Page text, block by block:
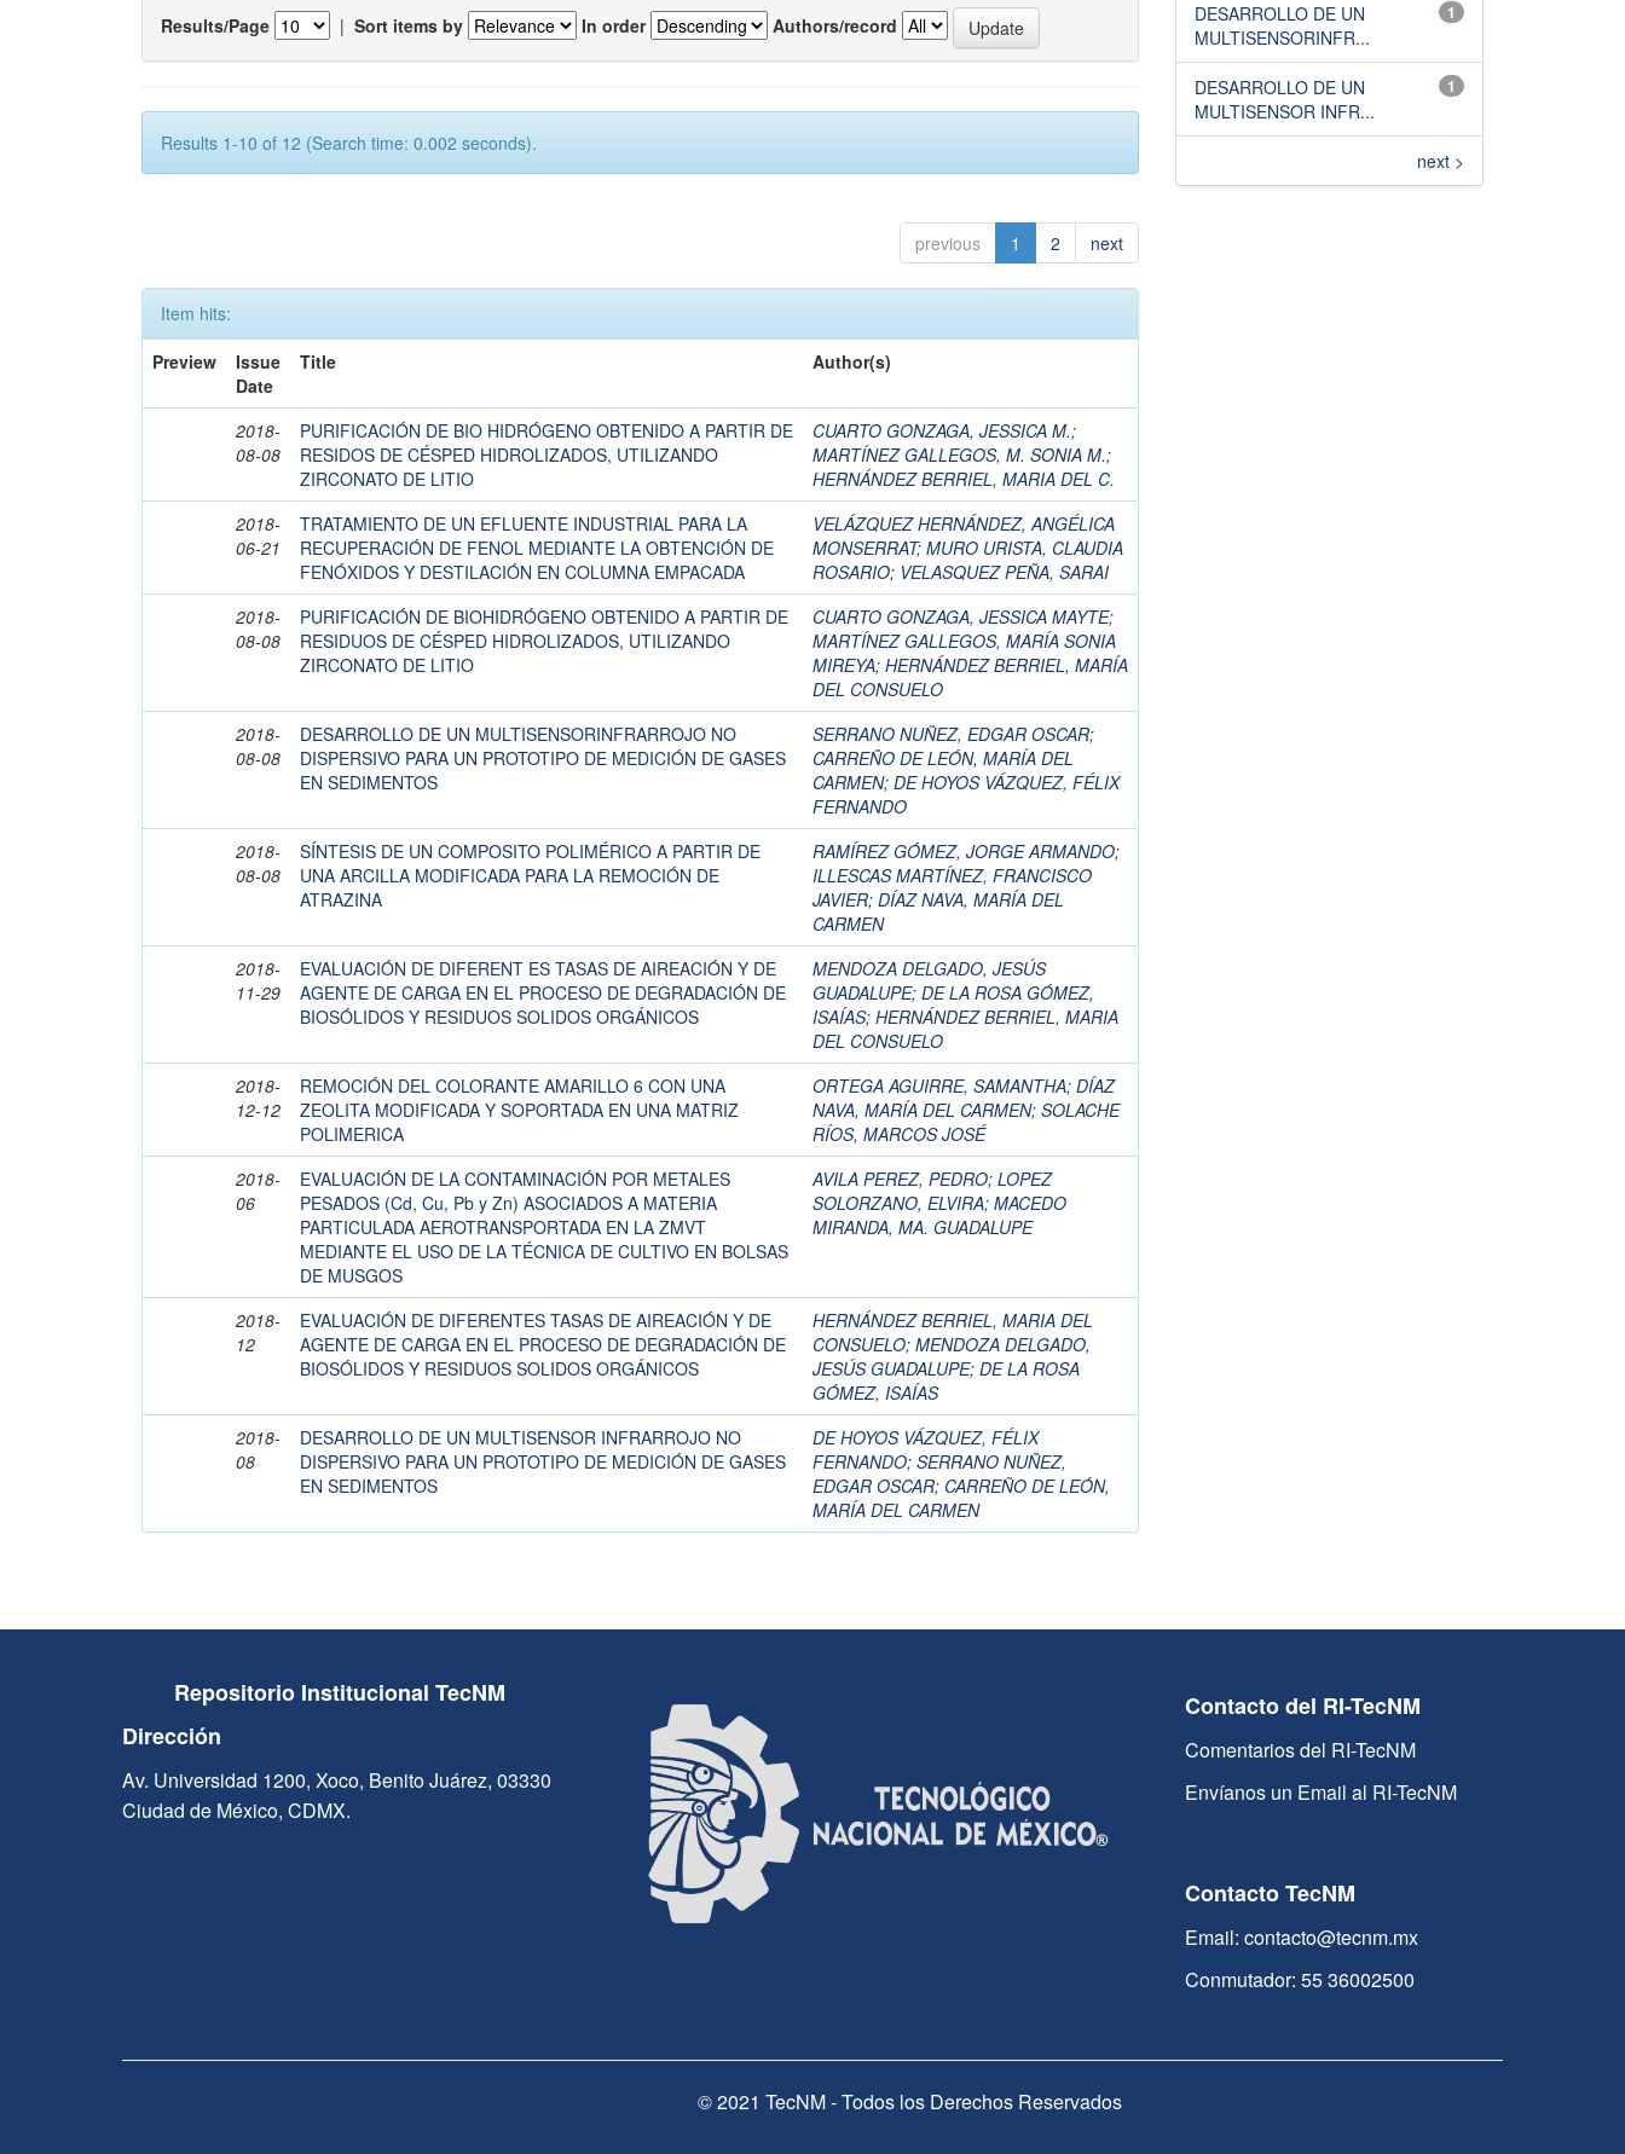
Results/Page | Sort items by In order Authors/record
Results 1-10 of 12 (Search time: 0.002 seconds).
previous 1 2 next
Item hits:
Preview
Issue
Date
Title Author(s)
2018-
08-08
PURIFICACIÓN DE BIO HIDRÓGENO OBTENIDO A PARTIR DE
RESIDOS DE CÉSPED HIDROLIZADOS, UTILIZANDO
ZIRCONATO DE LITIO
CUARTO GONZAGA, JESSICA M.;
MARTÍNEZ GALLEGOS, M. SONIA M.;
HERNÁNDEZ BERRIEL, MARIA DEL C.
2018-
06-21
TRATAMIENTO DE UN EFLUENTE INDUSTRIAL PARA LA
RECUPERACIÓN DE FENOL MEDIANTE LA OBTENCIÓN DE
FENÓXIDOS Y DESTILACIÓN EN COLUMNA EMPACADA
VELÁZQUEZ HERNÁNDEZ, ANGÉLICA
MONSERRAT; MURO URISTA, CLAUDIA
ROSARIO; VELASQUEZ PEÑA, SARAI
2018-
08-08
PURIFICACIÓN DE BIOHIDRÓGENO OBTENIDO A PARTIR DE
RESIDUOS DE CÉSPED HIDROLIZADOS, UTILIZANDO
ZIRCONATO DE LITIO
CUARTO GONZAGA, JESSICA MAYTE;
MARTÍNEZ GALLEGOS, MARÍA SONIA
MIREYA; HERNÁNDEZ BERRIEL, MARÍA
DEL CONSUELO
2018-
08-08
DESARROLLO DE UN MULTISENSORINFRARROJO NO
DISPERSIVO PARA UN PROTOTIPO DE MEDICIÓN DE GASES
EN SEDIMENTOS
SERRANO NUÑEZ, EDGAR OSCAR;
CARREÑO DE LEÓN, MARÍA DEL
CARMEN; DE HOYOS VÁZQUEZ, FÉLIX
FERNANDO
2018-
08-08
SÍNTESIS DE UN COMPOSITO POLIMÉRICO A PARTIR DE
UNA ARCILLA MODIFICADA PARA LA REMOCIÓN DE
ATRAZINA
RAMÍREZ GÓMEZ, JORGE ARMANDO;
ILLESCAS MARTÍNEZ, FRANCISCO
JAVIER; DÍAZ NAVA, MARÍA DEL
CARMEN
2018-
11-29
EVALUACIÓN DE DIFERENT ES TASAS DE AIREACIÓN Y DE
AGENTE DE CARGA EN EL PROCESO DE DEGRADACIÓN DE
BIOSÓLIDOS Y RESIDUOS SOLIDOS ORGÁNICOS
MENDOZA DELGADO, JESÚS
GUADALUPE; DE LA ROSA GÓMEZ,
ISAÍAS; HERNÁNDEZ BERRIEL, MARIA
DEL CONSUELO
2018-
12-12
REMOCIÓN DEL COLORANTE AMARILLO 6 CON UNA
ZEOLITA MODIFICADA Y SOPORTADA EN UNA MATRIZ
POLIMERICA
ORTEGA AGUIRRE, SAMANTHA; DÍAZ
NAVA, MARÍA DEL CARMEN; SOLACHE
RÍOS, MARCOS JOSÉ
2018-
06
EVALUACIÓN DE LA CONTAMINACIÓN POR METALES
PESADOS (Cd, Cu, Pb y Zn) ASOCIADOS A MATERIA
PARTICULADA AEROTRANSPORTADA EN LA ZMVT
MEDIANTE EL USO DE LA TÉCNICA DE CULTIVO EN BOLSAS
DE MUSGOS
AVILA PEREZ, PEDRO; LOPEZ
SOLORZANO, ELVIRA; MACEDO
MIRANDA, MA. GUADALUPE
2018-
12
EVALUACIÓN DE DIFERENTES TASAS DE AIREACIÓN Y DE
AGENTE DE CARGA EN EL PROCESO DE DEGRADACIÓN DE
BIOSÓLIDOS Y RESIDUOS SOLIDOS ORGÁNICOS
HERNÁNDEZ BERRIEL, MARIA DEL
CONSUELO; MENDOZA DELGADO,
JESÚS GUADALUPE; DE LA ROSA
GÓMEZ, ISAÍAS
2018-
08
DESARROLLO DE UN MULTISENSOR INFRARROJO NO
DISPERSIVO PARA UN PROTOTIPO DE MEDICIÓN DE GASES
EN SEDIMENTOS
DE HOYOS VÁZQUEZ, FÉLIX
FERNANDO; SERRANO NUÑEZ,
EDGAR OSCAR; CARREÑO DE LEÓN,
MARÍA DEL CARMEN
1
DESARROLLO DE UN
MULTISENSORINFR...
1
DESARROLLO DE UN
MULTISENSOR INFR...
next >
Repositorio Institucional TecNM
Dirección
Av. Universidad 1200, Xoco, Benito Juárez, 03330
Ciudad de México, CDMX.
Contacto del RI-TecNM
Comentarios del RI-TecNM
Envíanos un Email al RI-TecNM
Contacto TecNM
Email: contacto@tecnm.mx
Conmutador: 55 36002500
© 2021 TecNM - Todos los Derechos Reservados